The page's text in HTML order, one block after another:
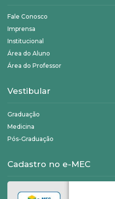
Fale Conosco
Imprensa
Institucional
Área do Aluno
Área do Professor
Vestibular
Graduação
Medicina
Pós-Graduação
Cadastro no e-MEC